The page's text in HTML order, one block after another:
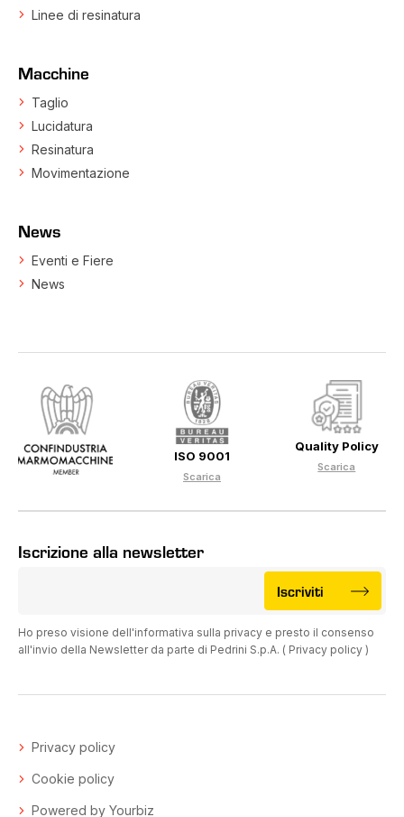
Linee di resinatura
Macchine
Taglio
Lucidatura
Resinatura
Movimentazione
News
Eventi e Fiere
News
ISO 9001
Scarica
Quality Policy
Scarica
Iscrizione alla newsletter
Ho preso visione dell'informativa sulla privacy e presto il consenso
all'invio della Newsletter da parte di Pedrini S.p.A. ( Privacy policy )
Iscriviti
Privacy policy
Cookie policy
Powered by Yourbiz